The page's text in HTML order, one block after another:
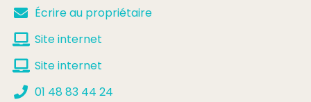
Écrire au propriétaire
Site internet
Site internet
01 48 83 44 24